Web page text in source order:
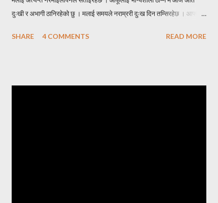
दुःखी र अभागी ठानिरहेको छु । मलाई समयले नराम्ररी दुःख दिन तम्सिरहेछ । आफ्नो
। उसकी आमालाई सम्झाउन त झन् मलाई हम्मे हम्मे नै परेको थियो । घरमा जम्मा दुई
SHARE 4 COMMENTS READ MORE